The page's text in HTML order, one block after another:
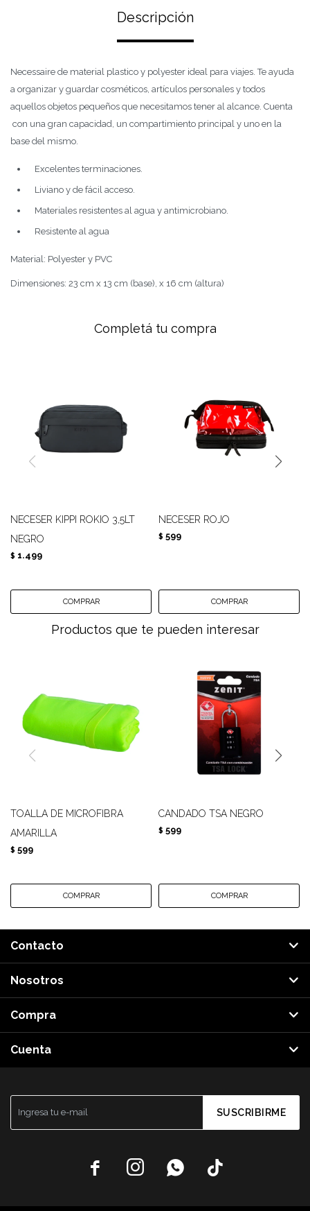
Descripción
Necessaire de material plastico y polyester ideal para viajes. Te ayuda
a organizar y guardar cosméticos, artículos personales y todos
aquellos objetos pequeños que necesitamos tener al alcance. Cuenta
con una gran capacidad, un compartimiento principal y uno en la
base del mismo.
Excelentes terminaciones.
Liviano y de fácil acceso.
Materiales resistentes al agua y antimicrobiano.
Resistente al agua
Material: Polyester y PVC
Dimensiones: 23 cm x 13 cm (base), x 16 cm (altura)
Completá tu compra
NECESER KIPPI ROKIO 3,5LT
NEGRO
$ 1.499
NECESER ROJO
$ 599
Productos que te pueden interesar
TOALLA DE MICROFIBRA
AMARILLA
$ 599
CANDADO TSA NEGRO
$ 599
SUSCRIBIRME
   
Contacto
Nosotros
Compra
Cuenta